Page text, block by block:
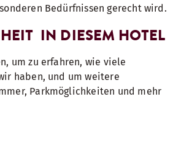
Bedürfnissen gerecht wird.
IN DIESEM HOTEL
um zu erfahren, wie viele
haben, und um weitere
Parkmöglichkeiten und mehr